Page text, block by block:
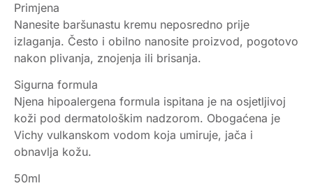
Primjena
Nanesite baršunastu kremu neposredno prije
izlaganja. Često i obilno nanosite proizvod, pogotovo
nakon plivanja, znojenja ili brisanja.
Sigurna formula
Njena hipoalergena formula ispitana je na osjetljivoj
koži pod dermatološkim nadzorom. Obogaćena je
Vichy vulkanskom vodom koja umiruje, jača i
obnavlja kožu.
50ml